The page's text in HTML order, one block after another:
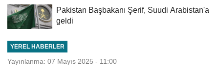
Pakistan Başbakanı Şerif, Suudi Arabistan'a
geldi
YEREL HABERLER
Yayınlanma: 07 Mayıs 2025 - 11:00